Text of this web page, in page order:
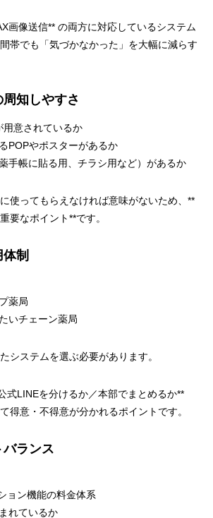
画像送信** の両方に対応しているシステム
帯でも「気づかなかった」を大幅に減らす
知しやすさ
意されているか
POPやポスターがあるか
手帳に貼る用、チラシ用など）があるか
使ってもらえなければ意味がないため、**
要なポイント**です。
制
薬局
いチェーン薬局
システムを選ぶ必要があります。
式LINEを分けるか／本部でまとめるか**
得意・不得意が分かれるポイントです。
ランス
ョン機能の料金体系
れているか